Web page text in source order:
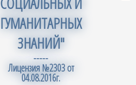
ГУМАНИТАРНЫХ
ЗНАНИЙ"
-----
Лицензия №2303 от
04.08.2016г.